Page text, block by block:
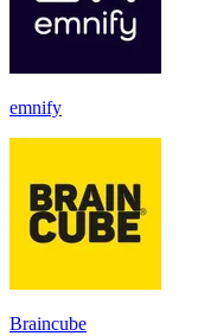
emnify
Braincube